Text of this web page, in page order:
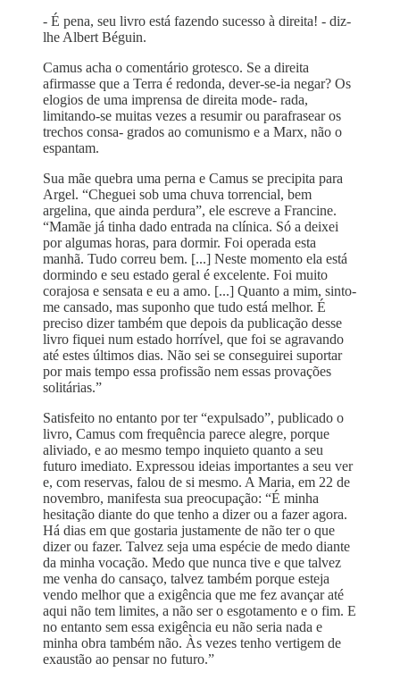
- É pena, seu livro está fazendo sucesso à direita! - diz-
lhe Albert Béguin.
Camus acha o comentário grotesco. Se a direita
afirmasse que a Terra é redonda, dever-se-ia negar? Os
elogios de uma imprensa de direita mode- rada,
limitando-se muitas vezes a resumir ou parafrasear os
trechos consa- grados ao comunismo e a Marx, não o
espantam.
Sua mãe quebra uma perna e Camus se precipita para
Argel. “Cheguei sob uma chuva torrencial, bem
argelina, que ainda perdura”, ele escreve a Francine.
“Mamãe já tinha dado entrada na clínica. Só a deixei
por algumas horas, para dormir. Foi operada esta
manhã. Tudo correu bem. [...] Neste momento ela está
dormindo e seu estado geral é excelente. Foi muito
corajosa e sensata e eu a amo. [...] Quanto a mim, sinto-
me cansado, mas suponho que tudo está melhor. É
preciso dizer também que depois da publicação desse
livro fiquei num estado horrível, que foi se agravando
até estes últimos dias. Não sei se conseguirei suportar
por mais tempo essa profissão nem essas provações
solitárias.”
Satisfeito no entanto por ter “expulsado”, publicado o
livro, Camus com frequência parece alegre, porque
aliviado, e ao mesmo tempo inquieto quanto a seu
futuro imediato. Expressou ideias importantes a seu ver
e, com reservas, falou de si mesmo. A Maria, em 22 de
novembro, manifesta sua preocupação: “É minha
hesitação diante do que tenho a dizer ou a fazer agora.
Há dias em que gostaria justamente de não ter o que
dizer ou fazer. Talvez seja uma espécie de medo diante
da minha vocação. Medo que nunca tive e que talvez
me venha do cansaço, talvez também porque esteja
vendo melhor que a exigência que me fez avançar até
aqui não tem limites, a não ser o esgotamento e o fim. E
no entanto sem essa exigência eu não seria nada e
minha obra também não. Às vezes tenho vertigem de
exaustão ao pensar no futuro.”